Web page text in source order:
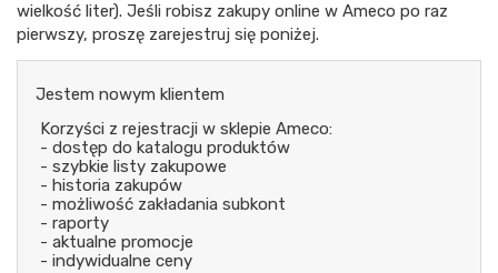
wielkość liter). Jeśli robisz zakupy online w Ameco po raz
pierwszy, proszę zarejestruj się poniżej.
Jestem nowym klientem
Korzyści z rejestracji w sklepie Ameco:
- dostęp do katalogu produktów
- szybkie listy zakupowe
- historia zakupów
- możliwość zakładania subkont
- raporty
- aktualne promocje
- indywidualne ceny